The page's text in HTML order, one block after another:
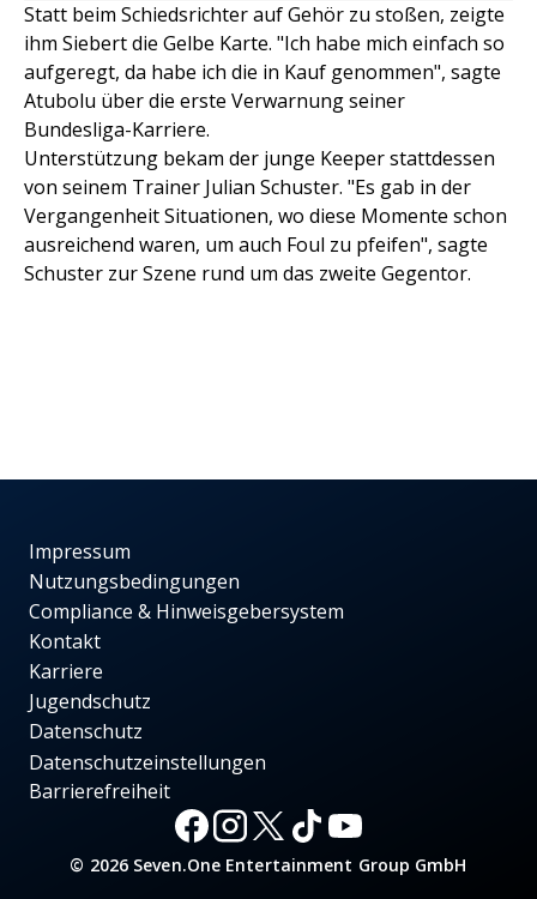
Statt beim Schiedsrichter auf Gehör zu stoßen, zeigte
ihm Siebert die Gelbe Karte. "Ich habe mich einfach so
aufgeregt, da habe ich die in Kauf genommen", sagte
Atubolu über die erste Verwarnung seiner
Bundesliga-Karriere.
Unterstützung bekam der junge Keeper stattdessen
von seinem Trainer Julian Schuster. "Es gab in der
Vergangenheit Situationen, wo diese Momente schon
ausreichend waren, um auch Foul zu pfeifen", sagte
Schuster zur Szene rund um das zweite Gegentor.
Impressum
Nutzungsbedingungen
Compliance & Hinweisgebersystem
Kontakt
Karriere
Jugendschutz
Datenschutz
Datenschutzeinstellungen
Barrierefreiheit
© 2026 Seven.One Entertainment Group GmbH